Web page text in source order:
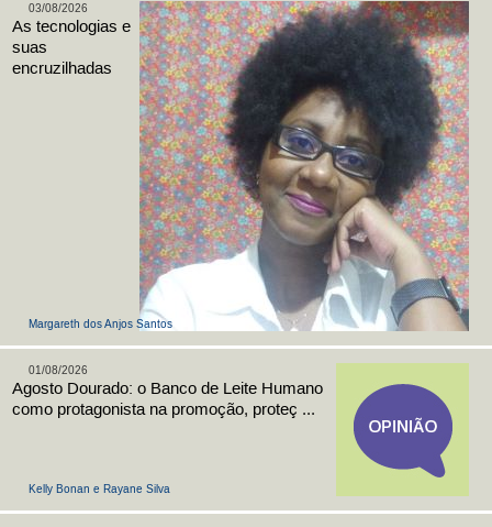
Margareth dos Anjos Santos
03/08/2026
As tecnologias e
suas
encruzilhadas
Kelly Bonan e Rayane Silva
01/08/2026
Agosto Dourado: o Banco de Leite Humano
como protagonista na promoção, proteç ...